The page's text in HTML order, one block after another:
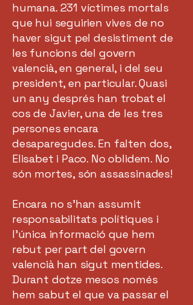
humana. 231 víctimes mortals
que hui seguirien vives de no
haver sigut pel desistiment de
les funcions del govern
valencià, en general, i del seu
president, en particular. Quasi
un any després han trobat el
cos de Javier, una de les tres
persones encara
desaparegudes. En falten dos,
Elisabet i Paco. No oblidem. No
són mortes, són assassinades!
Encara no s’han assumit
responsabilitats polítiques i
l’única informació que hem
rebut per part del govern
valencià han sigut mentides.
Durant dotze mesos només
hem sabut el que va passar el